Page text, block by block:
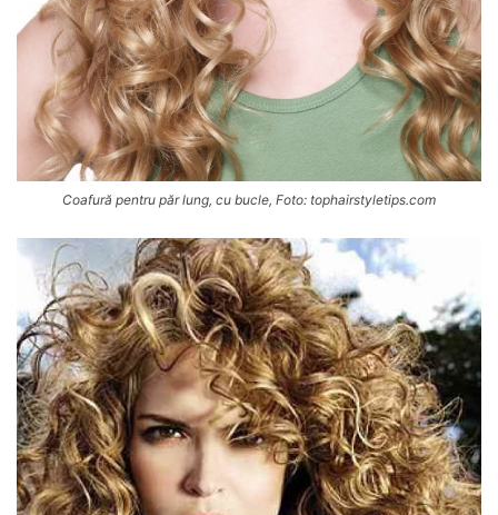
Coafură pentru păr lung, cu bucle, Foto: tophairstyletips.com